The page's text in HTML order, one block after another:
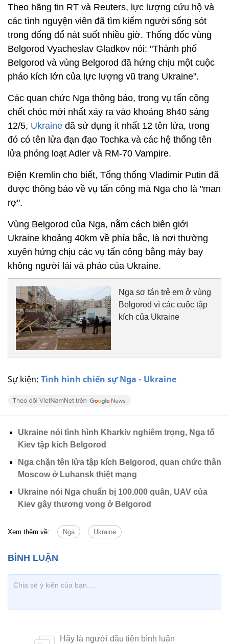
Sự kiện: Tình hình chiến sự Nga - Ukraine
Theo hãng tin RT và Reuters, lực lượng cứu hộ và
các tình nguyện viên đã tìm kiếm người sống sót
trong đống đổ nát suốt nhiều giờ. Thống đốc vùng
Belgorod Vyacheslav Gladkov nói: "Thành phố
Belgorod và vùng Belgorod đã hứng chịu một cuộc
pháo kích lớn của lực lượng vũ trang Ukraine".
Các quan chức Nga thông báo, trong vụ tấn công
chết chóc mới nhất xảy ra vào khoảng 8h40 sáng
12/5, Ukraine đã sử dụng ít nhất 12 tên lửa, trong
đó có tên lửa đạn đạo Tochka và các hệ thống tên
lửa phóng loạt Adler và RM-70 Vampire.
Điện Kremlin cho biết, Tổng thống Vladimir Putin đã
được thông báo về vụ tấn công mà Nga cho là "man
rợ".
Vùng Belgorod của Nga, nằm cách biên giới
Ukraine khoảng 40km về phía bắc, là nơi thường
xuyên hứng chịu các vụ tấn công bằng máy bay
không người lái và pháo của Ukraine.
Nga sơ tán trẻ em ở vùng
Belgorod vì các cuộc tập
kích của Ukraine
Ukraine nói tình hình Kharkiv nghiêm trọng, Nga tố
Kiev tập kích Belgorod
Nga chặn tên lửa tập kích Belgorod, quan chức thân
Moscow ở Luhansk thiệt mạng
Ukraine nói Nga chuẩn bị 100.000 quân, UAV của
Kiev gây thương vong ở Belgorod
Xem thêm về: Nga Ukraine